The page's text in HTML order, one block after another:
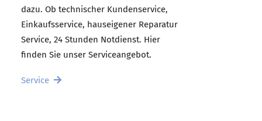
dazu. Ob technischer Kundenservice,
Einkaufsservice, hauseigener Reparatur
Service, 24 Stunden Notdienst. Hier
finden Sie unser Serviceangebot.
Service